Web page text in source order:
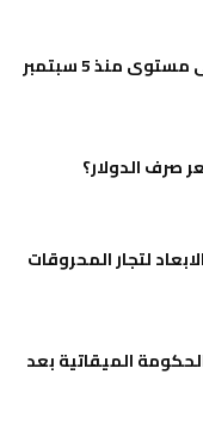
أسعار النفط تصعد إلى أعلى مستوى منذ 5 سبتمبر
الدولار؟
لتجار المحروقات
الميقاتية بعد